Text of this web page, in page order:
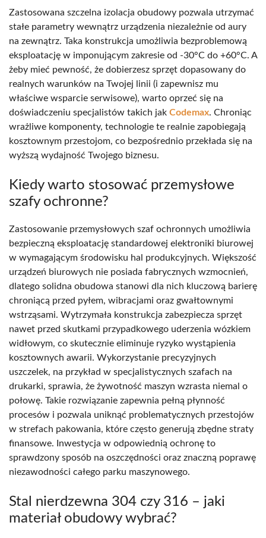
Zastosowana szczelna izolacja obudowy pozwala utrzymać
stałe parametry wewnątrz urządzenia niezależnie od aury
na zewnątrz. Taka konstrukcja umożliwia bezproblemową
eksploatację w imponującym zakresie od -30°C do +60°C. A
żeby mieć pewność, że dobierzesz sprzęt dopasowany do
realnych warunków na Twojej linii (i zapewnisz mu
właściwe wsparcie serwisowe), warto oprzeć się na
doświadczeniu specjalistów takich jak Codemax. Chroniąc
wrażliwe komponenty, technologie te realnie zapobiegają
kosztownym przestojom, co bezpośrednio przekłada się na
wyższą wydajność Twojego biznesu.
Kiedy warto stosować przemysłowe
szafy ochronne?
Zastosowanie przemysłowych szaf ochronnych umożliwia
bezpieczną eksploatację standardowej elektroniki biurowej
w wymagającym środowisku hal produkcyjnych. Większość
urządzeń biurowych nie posiada fabrycznych wzmocnień,
dlatego solidna obudowa stanowi dla nich kluczową barierę
chroniącą przed pyłem, wibracjami oraz gwałtownymi
wstrząsami. Wytrzymała konstrukcja zabezpiecza sprzęt
nawet przed skutkami przypadkowego uderzenia wózkiem
widłowym, co skutecznie eliminuje ryzyko wystąpienia
kosztownych awarii. Wykorzystanie precyzyjnych
uszczelek, na przykład w specjalistycznych szafach na
drukarki, sprawia, że żywotność maszyn wzrasta niemal o
połowę. Takie rozwiązanie zapewnia pełną płynność
procesów i pozwala uniknąć problematycznych przestojów
w strefach pakowania, które często generują zbędne straty
finansowe. Inwestycja w odpowiednią ochronę to
sprawdzony sposób na oszczędności oraz znaczną poprawę
niezawodności całego parku maszynowego.
Stal nierdzewna 304 czy 316 – jaki
materiał obudowy wybrać?